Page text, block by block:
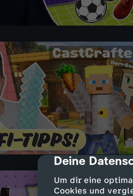
cmp-
Deine
Um dir eine
Cookies und